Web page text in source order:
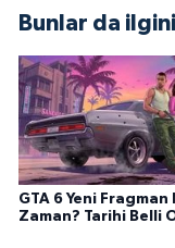
Bunlar da
GTA 6 Yeni Fragman
Zaman? Tarihi Belli